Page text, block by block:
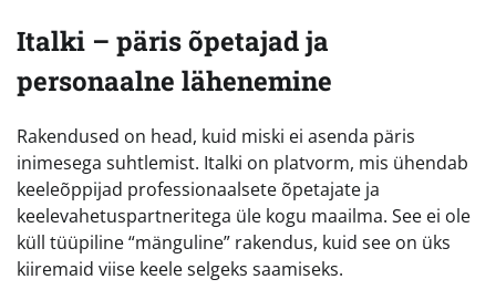
Italki – päris õpetajad ja
personaalne lähenemine
Rakendused on head, kuid miski ei asenda päris
inimesega suhtlemist. Italki on platvorm, mis ühendab
keeleõppijad professionaalsete õpetajate ja
keelevahetuspartneritega üle kogu maailma. See ei ole
küll tüüpiline “mänguline” rakendus, kuid see on üks
kiiremaid viise keele selgeks saamiseks.